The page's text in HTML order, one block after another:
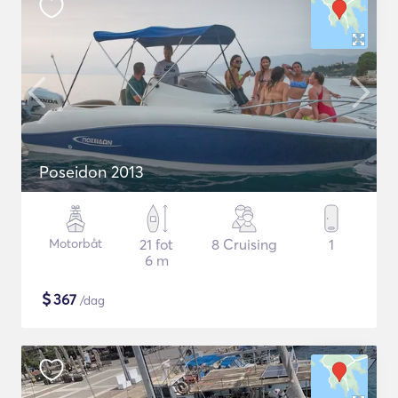
Poseidon 2013
Motorbåt
21 fot
6 m
8 Cruising 1
$367 /dag